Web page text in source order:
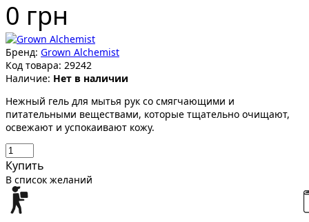
0 грн
Бренд: Grown Alchemist
Код товара: 29242
Наличие: Нет в наличии
Нежный гель для мытья рук со смягчающими и
питательными веществами, которые тщательно очищают,
освежают и успокаивают кожу.
Купить
В список желаний